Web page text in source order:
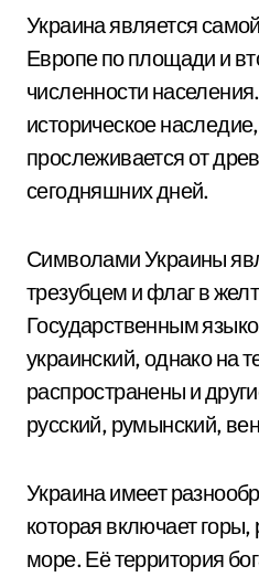
Украина является
Европе по площади и
численности
историческое
прослеживается от
сегодняшних дней.
Символами Украины
трезубцем и флаг в
Государственным
украинский, однако на
распространены и
русский, румынский,
Украина имеет
которая включает
море. Её территория